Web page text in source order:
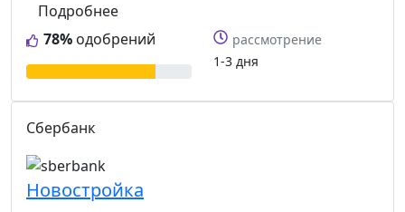
78% одобрений
Подробнее
рассмотрение
1-3 дня
Сбербанк
Новостройка